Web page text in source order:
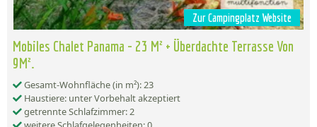
Zur Campingplatz Website
Mobiles Chalet Panama - 23 M² + Überdachte Terrasse Von
9M².
Gesamt-Wohnfläche (in m²): 23
Haustiere: unter Vorbehalt akzeptiert
getrennte Schlafzimmer: 2